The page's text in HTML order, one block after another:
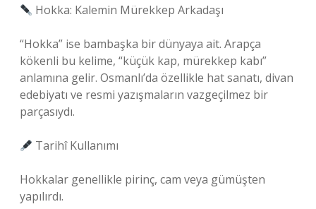
Hokka: Kalemin Mürekkep Arkadaşı
“Hokka” ise bambaşka bir dünyaya ait. Arapça
kökenli bu kelime, “küçük kap, mürekkep kabı”
anlamına gelir. Osmanlı’da özellikle hat sanatı, divan
edebiyatı ve resmi yazışmaların vazgeçilmez bir
parçasıydı.
Tarihî Kullanımı
Hokkalar genellikle pirinç, cam veya gümüşten
yapılırdı.